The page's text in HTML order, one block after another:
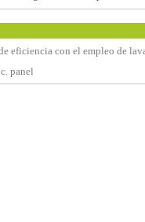
eficiencia con el empleo de
panel